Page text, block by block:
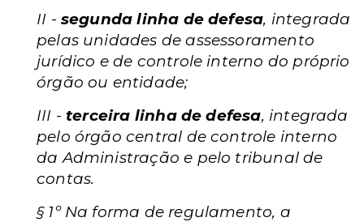
II - segunda linha de defesa, integrada
pelas unidades de assessoramento
jurídico e de controle interno do próprio
órgão ou entidade;
III - terceira linha de defesa, integrada
pelo órgão central de controle interno
da Administração e pelo tribunal de
contas.
§ 1º Na forma de regulamento, a